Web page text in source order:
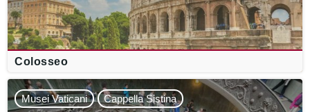
Colosseo
Musei Vaticani Cappella Sistina